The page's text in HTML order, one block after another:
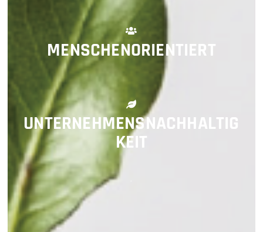
MENSCHENORIENTIERT
UNTERNEHMENSNACHHALTIG
KEIT